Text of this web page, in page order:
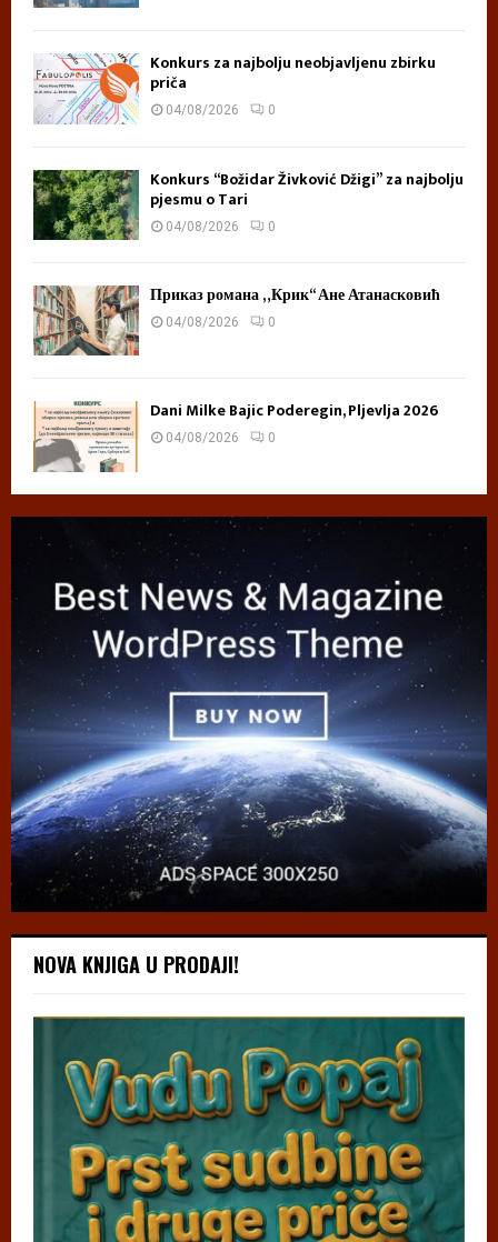
Konkurs za najbolju neobjavljenu zbirku
priča
04/08/2026 0
Konkurs “Božidar Živković Džigi” za najbolju
pjesmu o Tari
04/08/2026 0
Приказ романа „Крик“ Ане Атанасковић
04/08/2026 0
Dani Milke Bajic Poderegin, Pljevlja 2026
04/08/2026 0
NOVA KNJIGA U PRODAJI!